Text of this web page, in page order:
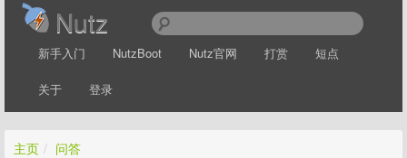
Nutz
新手入门 NutzBoot Nutz官网 打赏 短点
关于 登录
主页 / 问答